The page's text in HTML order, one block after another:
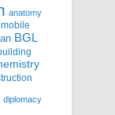
anatomy
BGL
diplomacy